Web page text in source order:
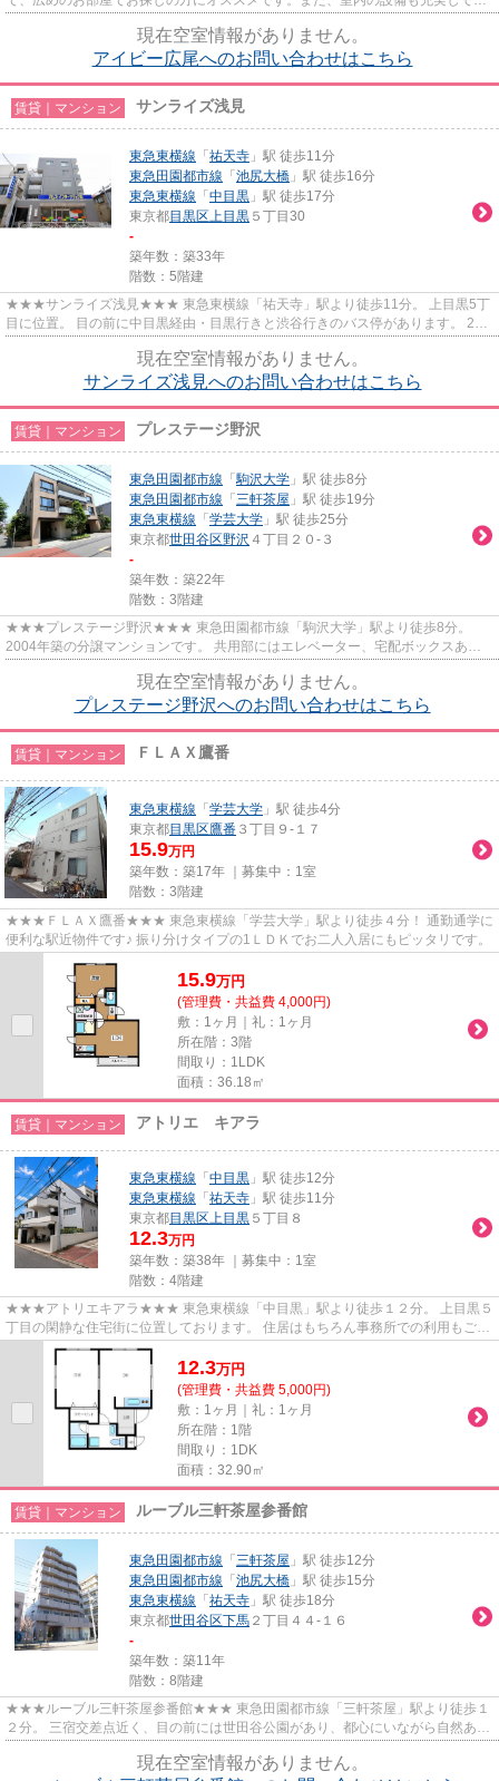
現在空室情報がありません。
アイビー広尾へのお問い合わせはこちら
賃貸｜マンション サンライズ浅見
東急東横線 「 祐天寺 」駅 徒歩11分
東急田園都市線 「 池尻大橋 」駅 徒歩16分
東急東横線 「 中目黒 」駅 徒歩17分
東京都目黒区上目黒 ５丁目30
-
築年数：築33年
階数：5階建
★★★サンライズ浅見★★★ 東急東横線「祐天寺」駅より徒歩11分。 上目黒5丁
目に位置。 目の前に中目黒経由・目黒行きと渋谷行きのバス停があります。 24
現在空室情報がありません。
サンライズ浅見へのお問い合わせはこちら
賃貸｜マンション プレステージ野沢
東急田園都市線 「駒沢大学 」駅 徒歩8分
東急田園都市線 「 三軒茶屋 」駅 徒歩19分
東急東横線 「 学芸大学 」駅 徒歩25分
東京都世田谷区野沢 ４丁目２０-３
-
築年数：築22年
階数：3階建
★★★プレステージ野沢★★★ 東急田園都市線「駒沢大学」駅より徒歩8分。
2004年築の分譲マンションです。 共用部にはエレベーター、宅配ボックスあ
現在空室情報がありません。
プレステージ野沢へのお問い合わせはこちら
賃貸｜マンション ＦＬＡＸ鷹番
東急東横線 「 学芸大学 」駅 徒歩4分
東京都目黒区鷹番 ３丁目９-１７
15.9万円
築年数：築17年 ｜募集中： 1室
階数：3階建
★★★ＦＬＡＸ鷹番★★★ 東急東横線「学芸大学」駅より徒歩４分！ 通勤通学に
便利な駅近物件です♪ 振り分けタイプの1ＬＤＫでお二人入居にもピッタリです。
15.9万円
(管理費・共益費 4,000円)
敷：1ヶ月｜礼：1ヶ月
所在階：3階
間取り：1LDK
面積：36.18㎡
賃貸｜マンション アトリエ キアラ
東急東横線 「 中目黒 」駅 徒歩12分
東急東横線 「 祐天寺 」駅 徒歩11分
東京都目黒区上目黒 ５丁目８
12.3万円
築年数：築38年 ｜募集中： 1室
階数：4階建
★★★アトリエキアラ★★★ 東急東横線「中目黒」駅より徒歩１２分。 上目黒５
丁目の閑静な住宅街に位置しております。 住居はもちろん事務所での利用もご相
談可能です。
12.3万円
(管理費・共益費 5,000円)
敷：1ヶ月｜礼：1ヶ月
所在階：1階
間取り：1DK
面積：32.90㎡
賃貸｜マンション ルーブル三軒茶屋参番館
東急田園都市線 「 三軒茶屋 」駅 徒歩12分
東急田園都市線 「 池尻大橋 」駅 徒歩15分
東急東横線 「 祐天寺 」駅 徒歩18分
東京都世田谷区下馬 ２丁目４４-１６
-
築年数：築11年
階数：8階建
★★★ルーブル三軒茶屋参番館★★★ 東急田園都市線「三軒茶屋」駅より徒歩１
２分。 三宿交差点近く、目の前には世田谷公園があり、都心にいながら自然あふ
現在空室情報がありません。